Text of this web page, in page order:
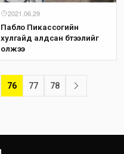
2021.06.29
Пабло Пикассогийн
хулгайд алдсан бүтээлийг
олжээ
76 77 78